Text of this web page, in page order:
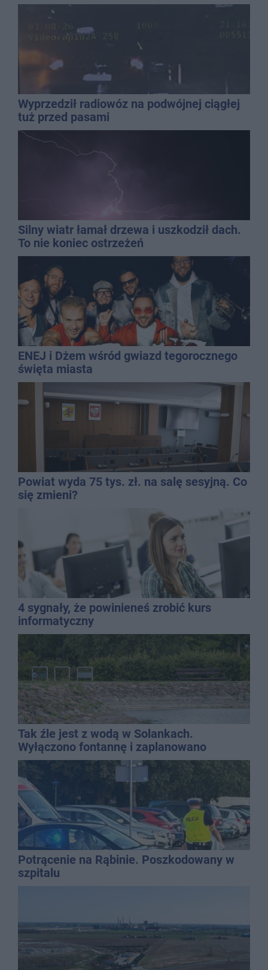
Wyprzedził radiowóz na podwójnej ciągłej
tuż przed pasami
Silny wiatr łamał drzewa i uszkodził dach.
To nie koniec ostrzeżeń
ENEJ i Dżem wśród gwiazd tegorocznego
święta miasta
Powiat wyda 75 tys. zł. na salę sesyjną. Co
się zmieni?
4 sygnały, że powinieneś zrobić kurs
informatyczny
Tak źle jest z wodą w Solankach.
Wyłączono fontannę i zaplanowano
dolewkę
Potrącenie na Rąbinie. Poszkodowany w
szpitalu